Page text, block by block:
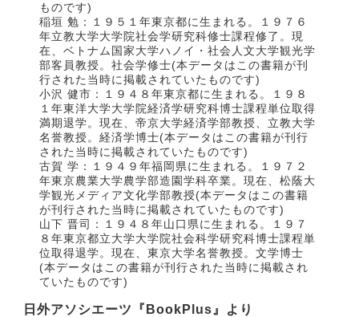
ものです)
稲垣 勉：１９５１年東京都に生まれる。１９７６
年立教大学大学院社会学研究科修士課程修了。現
在、ベトナム国家大学ハノイ・社会人文大学観光学
部客員教授。社会学修士(本データはこの書籍が刊
行された当時に掲載されていたものです)
小沢 健市：１９４８年東京都に生まれる。１９８
１年東洋大学大学院経済学研究科博士課程単位取得
満期退学。現在、帝京大学経済学部教授、立教大学
名誉教授。経済学博士(本データはこの書籍が刊行
された当時に掲載されていたものです)
古賀 学：１９４９年福岡県に生まれる。１９７２
年東京農業大学農学部造園学科卒業。現在、松蔭大
学観光メディア文化学部教授(本データはこの書籍
が刊行された当時に掲載されていたものです)
山下 晋司：１９４８年山口県に生まれる。１９７
８年東京都立大学大学院社会科学研究科博士課程単
位取得退学。現在、東京大学名誉教授。文学博士
(本データはこの書籍が刊行された当時に掲載され
ていたものです)
日外アソシエーツ『BookPlus』より